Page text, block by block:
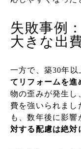
失敗事例
大きな出
一方で、築30年
てリフォームを進
物の歪みが発生し
費を強いられまし
も、数年後に影響
対する配慮は絶対